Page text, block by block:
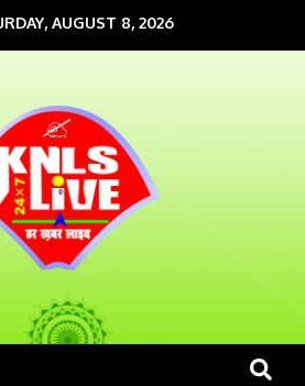
AUGUST 8, 2026
Portal